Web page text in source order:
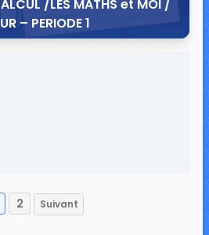
/LES MATHS et MOI /
– PERIODE 1
Pagination
2 Suivant